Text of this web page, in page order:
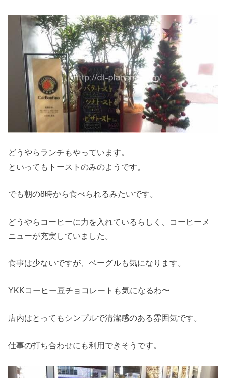
どうやらランチもやっています。
といってもトーストのみのようです。
でも朝の8時から食べられるみたいです。
どうやらコーヒーに力を入れているらしく、コーヒーメ
ニューが充実していました。
食事は少ないですが、ベーグルも気になります。
YKKコーヒー豆チョコレートも気になるわ〜
店内はとってもシンプルで清潔感のある雰囲気です。
仕事の打ち合わせにも利用できそうです。